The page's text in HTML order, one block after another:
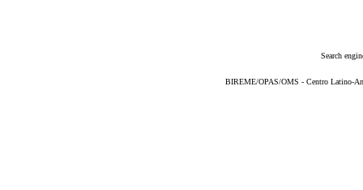
Search
BIREME/OPAS/OMS - Centro Latino-